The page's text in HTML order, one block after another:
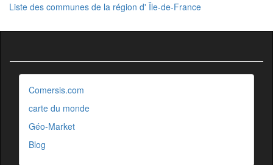
Liste des communes de la région d' Île-de-France
Comersis.com
carte du monde
Géo-Market
Blog